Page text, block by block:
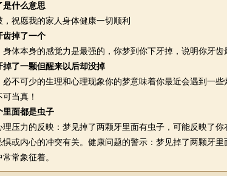
是什么意思
愿我的家人身体健康一切顺利
齿掉了一个
本身的感觉力是最强的，你梦到你下牙掉，说明你牙齿
了一颗但醒来以后却没掉
可少的生理和心理现象你的梦意味着你最近会遇到一些
当真！
里面都是虫子
力的反映：梦见掉了两颗牙里面有虫子，可能反映了你
或内心的冲突有关。健康问题的警示：梦见掉了两颗牙
常象征着。